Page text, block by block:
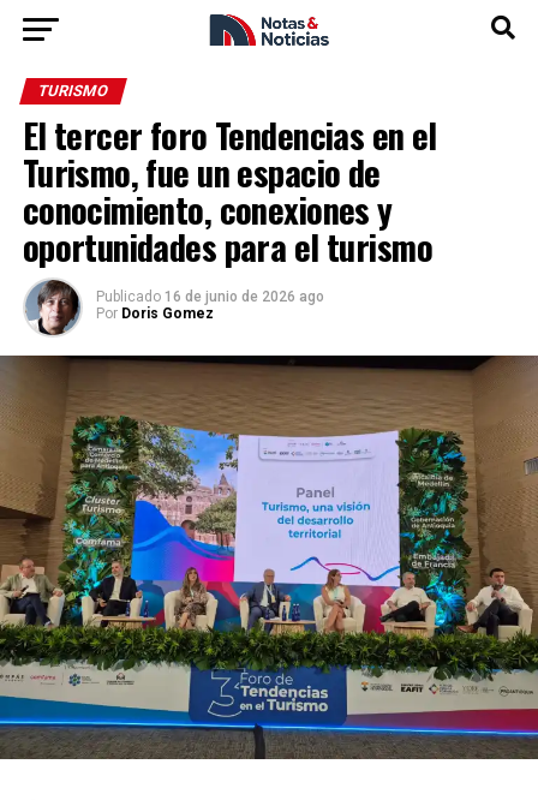
TURISMO
El tercer foro Tendencias en el
Turismo, fue un espacio de
conocimiento, conexiones y
oportunidades para el turismo
Publicado 16 de junio de 2026 ago
Por Doris Gomez